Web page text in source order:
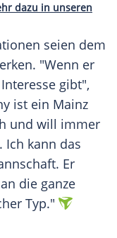
dazu in unseren
seien dem
"Wenn er
gibt",
ist ein Mainz
und will immer
Ich kann das
Er
die ganze
Typ."